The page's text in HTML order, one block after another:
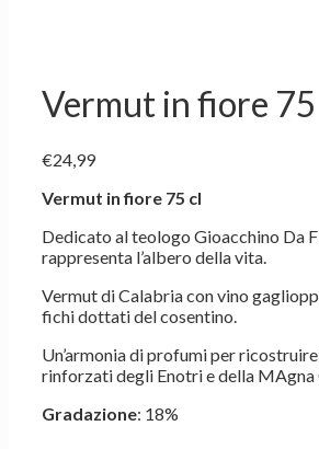
Vermut in fiore
€24,99
Vermut in fiore 75 cl
Dedicato al teologo Gioacchino Da
rappresenta l’albero della vita.
Vermut di Calabria con vino
fichi dottati del cosentino.
Un’armonia di profumi per
rinforzati degli Enotri e della MAgna
Gradazione: 18%